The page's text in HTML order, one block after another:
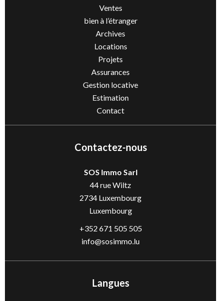
Ventes
bien à l’étranger
Archives
Locations
Projets
Assurances
Gestion locative
Estimation
Contact
Contactez-nous
SOS Immo Sarl
44 rue Wiltz
2734 Luxembourg
Luxembourg
+352 671 505 505
info@sosimmo.lu
Langues